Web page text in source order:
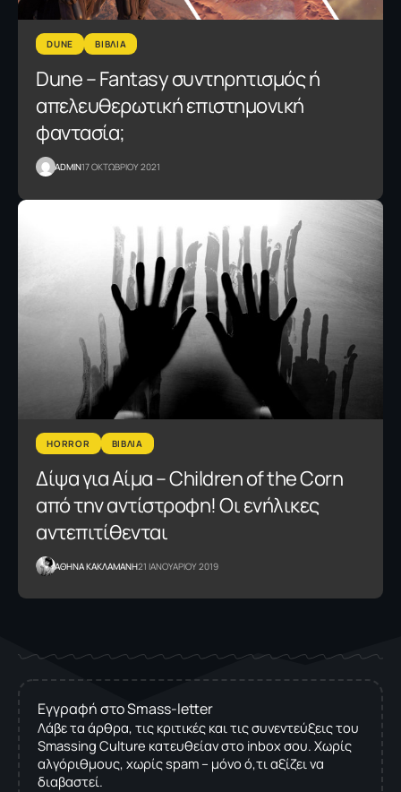
DUNE ΒΙΒΛΙΑ
Dune – Fantasy συντηρητισμός ή
απελευθερωτική επιστημονική
φαντασία;
ADMIN17 ΟΚΤΩΒΡΙΟΥ 2021
HORROR ΒΙΒΛΙΑ
Δίψα για Αίμα – Children of the Corn
από την αντίστροφη! Οι ενήλικες
αντεπιτίθενται
AΘΗΝΑ ΚΑΚΛΑΜΑΝΗ21 ΙΑΝΟΥΑΡΙΟΥ 2019
Εγγραφή στο Smass-letter
Λάβε τα άρθρα, τις κριτικές και τις συνεντεύξεις του
Smassing Culture κατευθείαν στο inbox σου. Χωρίς
αλγόριθμους, χωρίς spam – μόνο ό,τι αξίζει να
διαβαστεί.